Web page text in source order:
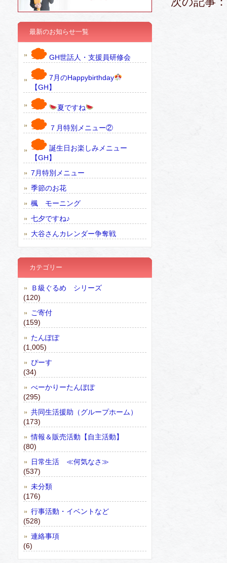
最新のお知らせ一覧
GH世話人・支援員研修会
7月のHappybirthday
【GH】
夏ですね
７月特別メニュー②
誕生日お楽しみメニュー
【GH】
7月特別メニュー
季節のお花
楓 モーニング
七夕ですね♪
大谷さんカレンダー争奪戦
カテゴリー
Ｂ級ぐるめ シリーズ
(120)
ご寄付
(159)
たんぽぽ
(1,005)
ぴーす
(34)
べーかりーたんぽぽ
(295)
共同生活援助（グループホーム）
(173)
情報＆販売活動【自主活動】
(80)
日常生活 ≪何気なさ≫
(537)
未分類
(176)
行事活動・イベントなど
(528)
連絡事項
(6)